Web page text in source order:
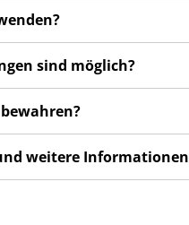
sind möglich?
weitere Informationen